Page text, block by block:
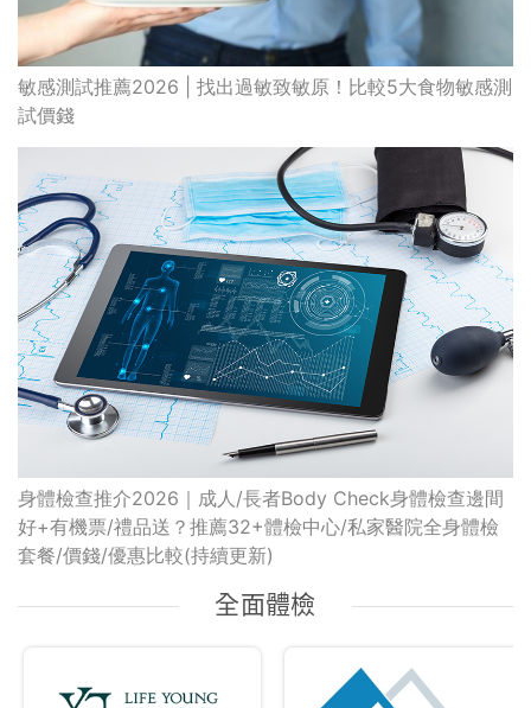
敏感測試推薦2026 | 找出過敏致敏原！比較5大食物敏感測
試價錢
身體檢查推介2026｜成人/長者Body Check身體檢查邊間
好+有機票/禮品送？推薦32+體檢中心/私家醫院全身體檢
套餐/價錢/優惠比較(持續更新)